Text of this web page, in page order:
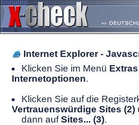
Internet Explorer -
Klicken Sie im Menü Extras
Internetoptionen.
Klicken Sie auf die
Vertrauenswürdige Sites (2)
dann aufSites... (3).